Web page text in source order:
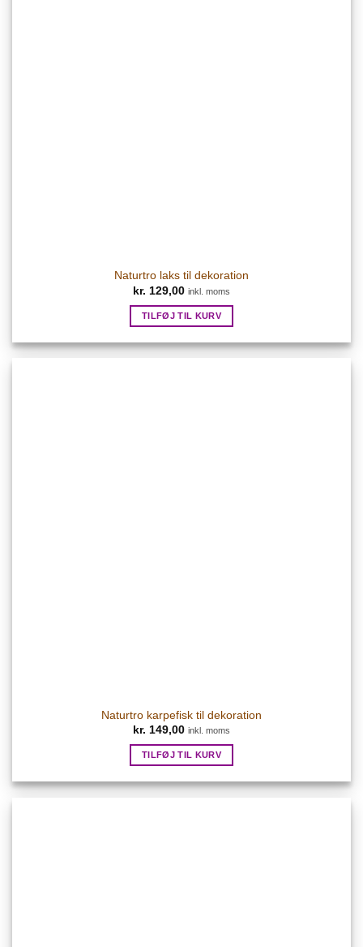
Naturtro laks til dekoration
kr. 129,00 inkl. moms
TILFØJ TIL KURV
Naturtro karpefisk til dekoration
kr. 149,00 inkl. moms
TILFØJ TIL KURV